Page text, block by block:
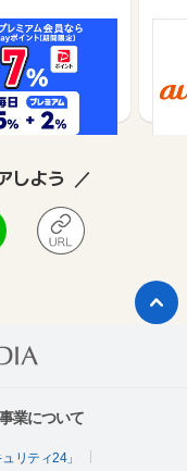
ョッピング
しよう
業について
リティ24」